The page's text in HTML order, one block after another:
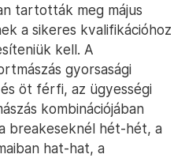
tartották meg május
a sikeres kvalifikációhoz
kell. A
gyorsasági
öt férfi, az ügyességi
kombinációjában
breakeseknél hét-hét, a
hat-hat, a